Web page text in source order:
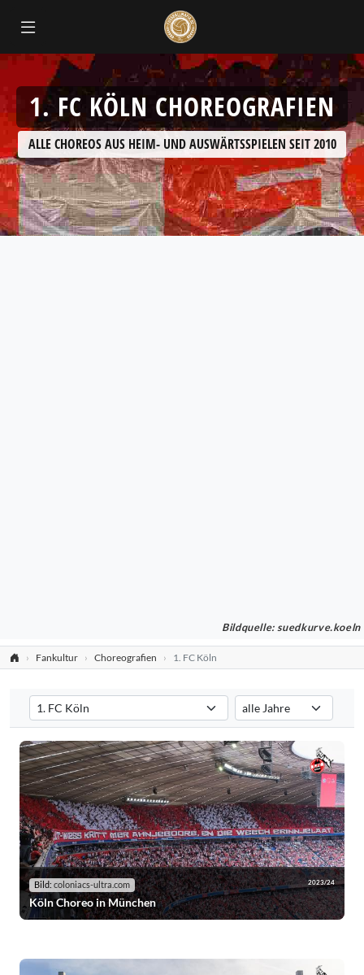
1. FC KÖLN CHOREOGRAFIEN
ALLE CHOREOS AUS HEIM- UND AUSWÄRTSSPIELEN SEIT 2010
Bildquelle: suedkurve.koeln
Fankultur Choreografien 1. FC Köln
Verein auswählen
Filtert die Choreografien nach dem ausgewählten Verein.
Saison auswählen
Filtert die Choreografien
Bild: coloniacs-ultra.com 2023/24
Köln Choreo in München